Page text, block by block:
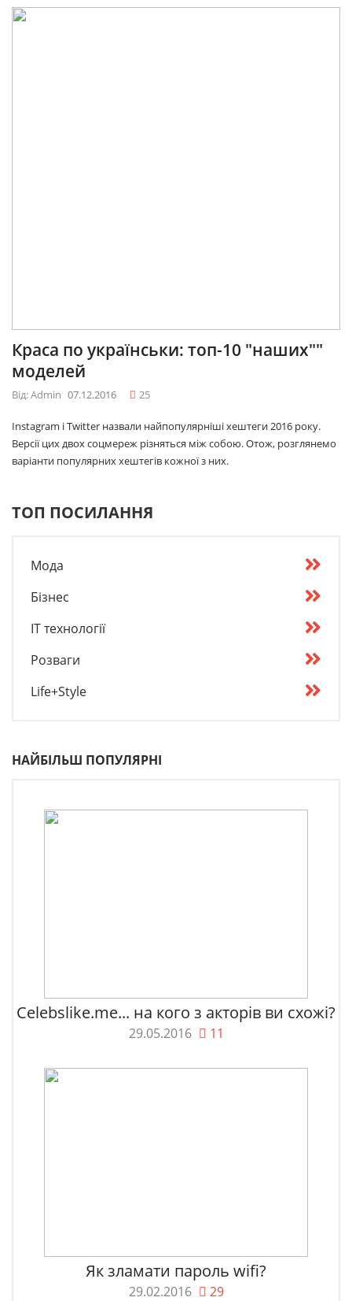
Краса по українськи: топ-10 "наших""
моделей
Від: Admin 07.12.2016 25
Instagram і Twitter назвали найпопулярніші хештеги 2016 року.
Версії цих двох соцмереж різняться між собою. Отож, розглянемо
варіанти популярних хештегів кожної з них.
ТОП ПОСИЛАННЯ
Мода
Бізнес
IT технології
Розваги
Life+Style
НАЙБІЛЬШ ПОПУЛЯРНІ
Celebslike.me... на кого з акторів ви схожі?
29.05.2016 11
Як зламати пароль wifi?
29.02.2016 29